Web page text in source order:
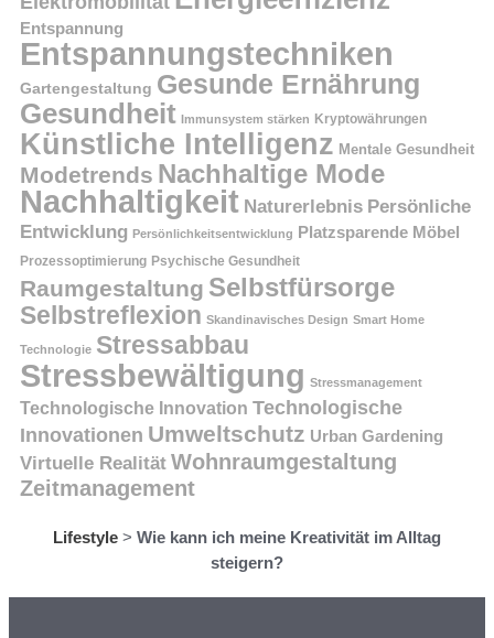
Entspannung
Entspannungstechniken
Gartengestaltung Gesunde Ernährung
Gesundheit Immunsystem stärken Kryptowährungen
Künstliche Intelligenz Mentale Gesundheit
Modetrends Nachhaltige Mode
Nachhaltigkeit Naturerlebnis Persönliche
Entwicklung Persönlichkeitsentwicklung Platzsparende Möbel
Prozessoptimierung Psychische Gesundheit
Raumgestaltung Selbstfürsorge
Selbstreflexion Skandinavisches Design Smart Home
Technologie Stressabbau
Stressbewältigung Stressmanagement
Technologische Innovation Technologische
Innovationen Umweltschutz Urban Gardening
Virtuelle Realität Wohnraumgestaltung
Zeitmanagement
Lifestyle > Wie kann ich meine Kreativität im Alltag
steigern?